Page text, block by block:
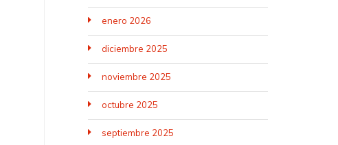
enero 2026
diciembre 2025
noviembre 2025
octubre 2025
septiembre 2025